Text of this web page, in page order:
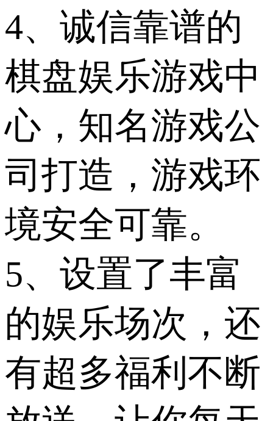
4、诚信靠谱的
棋盘娱乐游戏中
心，知名游戏公
司打造，游戏环
境安全可靠。
5、设置了丰富
的娱乐场次，还
有超多福利不断